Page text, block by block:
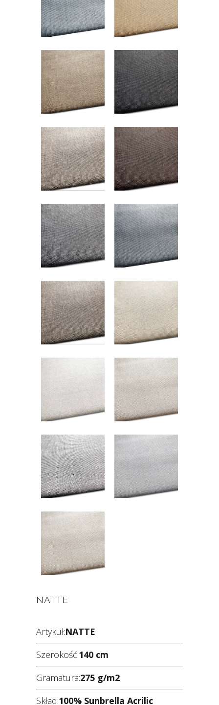
NATTE
Artykuł:NATTE
Szerokość:140 cm
Gramatura:275 g/m2
Skład:100% Sunbrella Acrilic